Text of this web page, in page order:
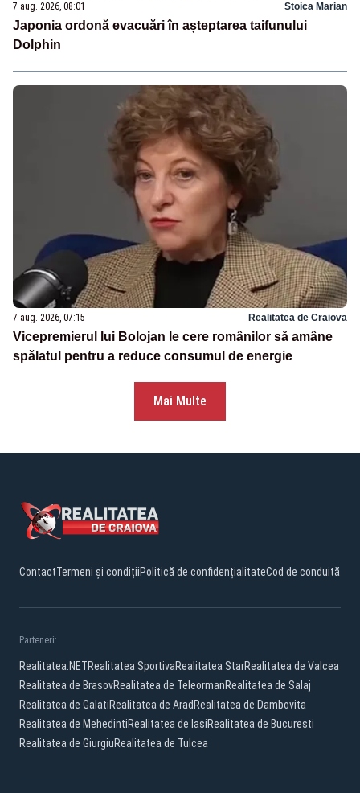
7 aug. 2026, 08:01 Stoica Marian
Japonia ordonă evacuări în așteptarea taifunului
Dolphin
7 aug. 2026, 07:15 Realitatea de Craiova
Vicepremierul lui Bolojan le cere românilor să amâne
spălatul pentru a reduce consumul de energie
Mai Multe
ContactTermeni și condițiiPolitică de confidențialitateCod de conduită
Parteneri:
Realitatea.NETRealitatea SportivaRealitatea StarRealitatea de Valcea
Realitatea de BrasovRealitatea de TeleormanRealitatea de Salaj
Realitatea de GalatiRealitatea de Arad Realitatea de Dambovita
Realitatea de MehedintiRealitatea de IasiRealitatea de Bucuresti
Realitatea de GiurgiuRealitatea de Tulcea